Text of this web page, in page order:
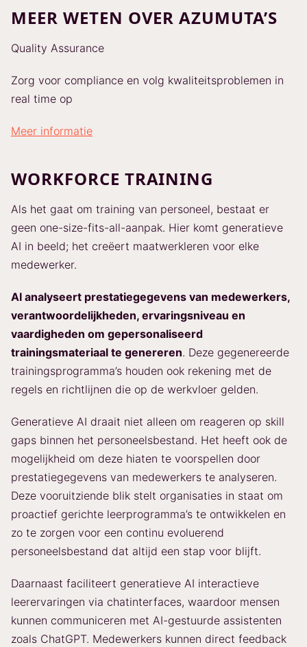
MEER WETEN OVER AZUMUTA’S
Quality Assurance
Zorg voor compliance en volg kwaliteitsproblemen in
real time op
Meer informatie
WORKFORCE TRAINING
Als het gaat om training van personeel, bestaat er
geen one-size-fits-all-aanpak. Hier komt generatieve
AI in beeld; het creëert maatwerkleren voor elke
medewerker.
AI analyseert prestatiegegevens van medewerkers,
verantwoordelijkheden, ervaringsniveau en
vaardigheden om gepersonaliseerd
trainingsmateriaal te genereren. Deze gegenereerde
trainingsprogramma’s houden ook rekening met de
regels en richtlijnen die op de werkvloer gelden.
Generatieve AI draait niet alleen om reageren op skill
gaps binnen het personeelsbestand. Het heeft ook de
mogelijkheid om deze hiaten te voorspellen door
prestatiegegevens van medewerkers te analyseren.
Deze vooruitziende blik stelt organisaties in staat om
proactief gerichte leerprogramma’s te ontwikkelen en
zo te zorgen voor een continu evoluerend
personeelsbestand dat altijd een stap voor blijft.
Daarnaast faciliteert generatieve AI interactieve
leerervaringen via chatinterfaces, waardoor mensen
kunnen communiceren met AI-gestuurde assistenten
zoals ChatGPT. Medewerkers kunnen direct feedback